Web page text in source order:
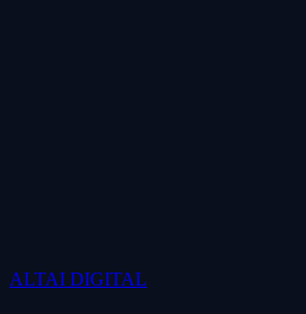
ALTAI DIGITAL